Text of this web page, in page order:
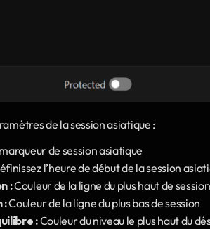
de la session asiatique :
de session asiatique
l’heure de début de la session
: Couleur de la ligne du plus haut de session
: Couleur de la ligne du plus bas de session
: Couleur du niveau le plus haut du